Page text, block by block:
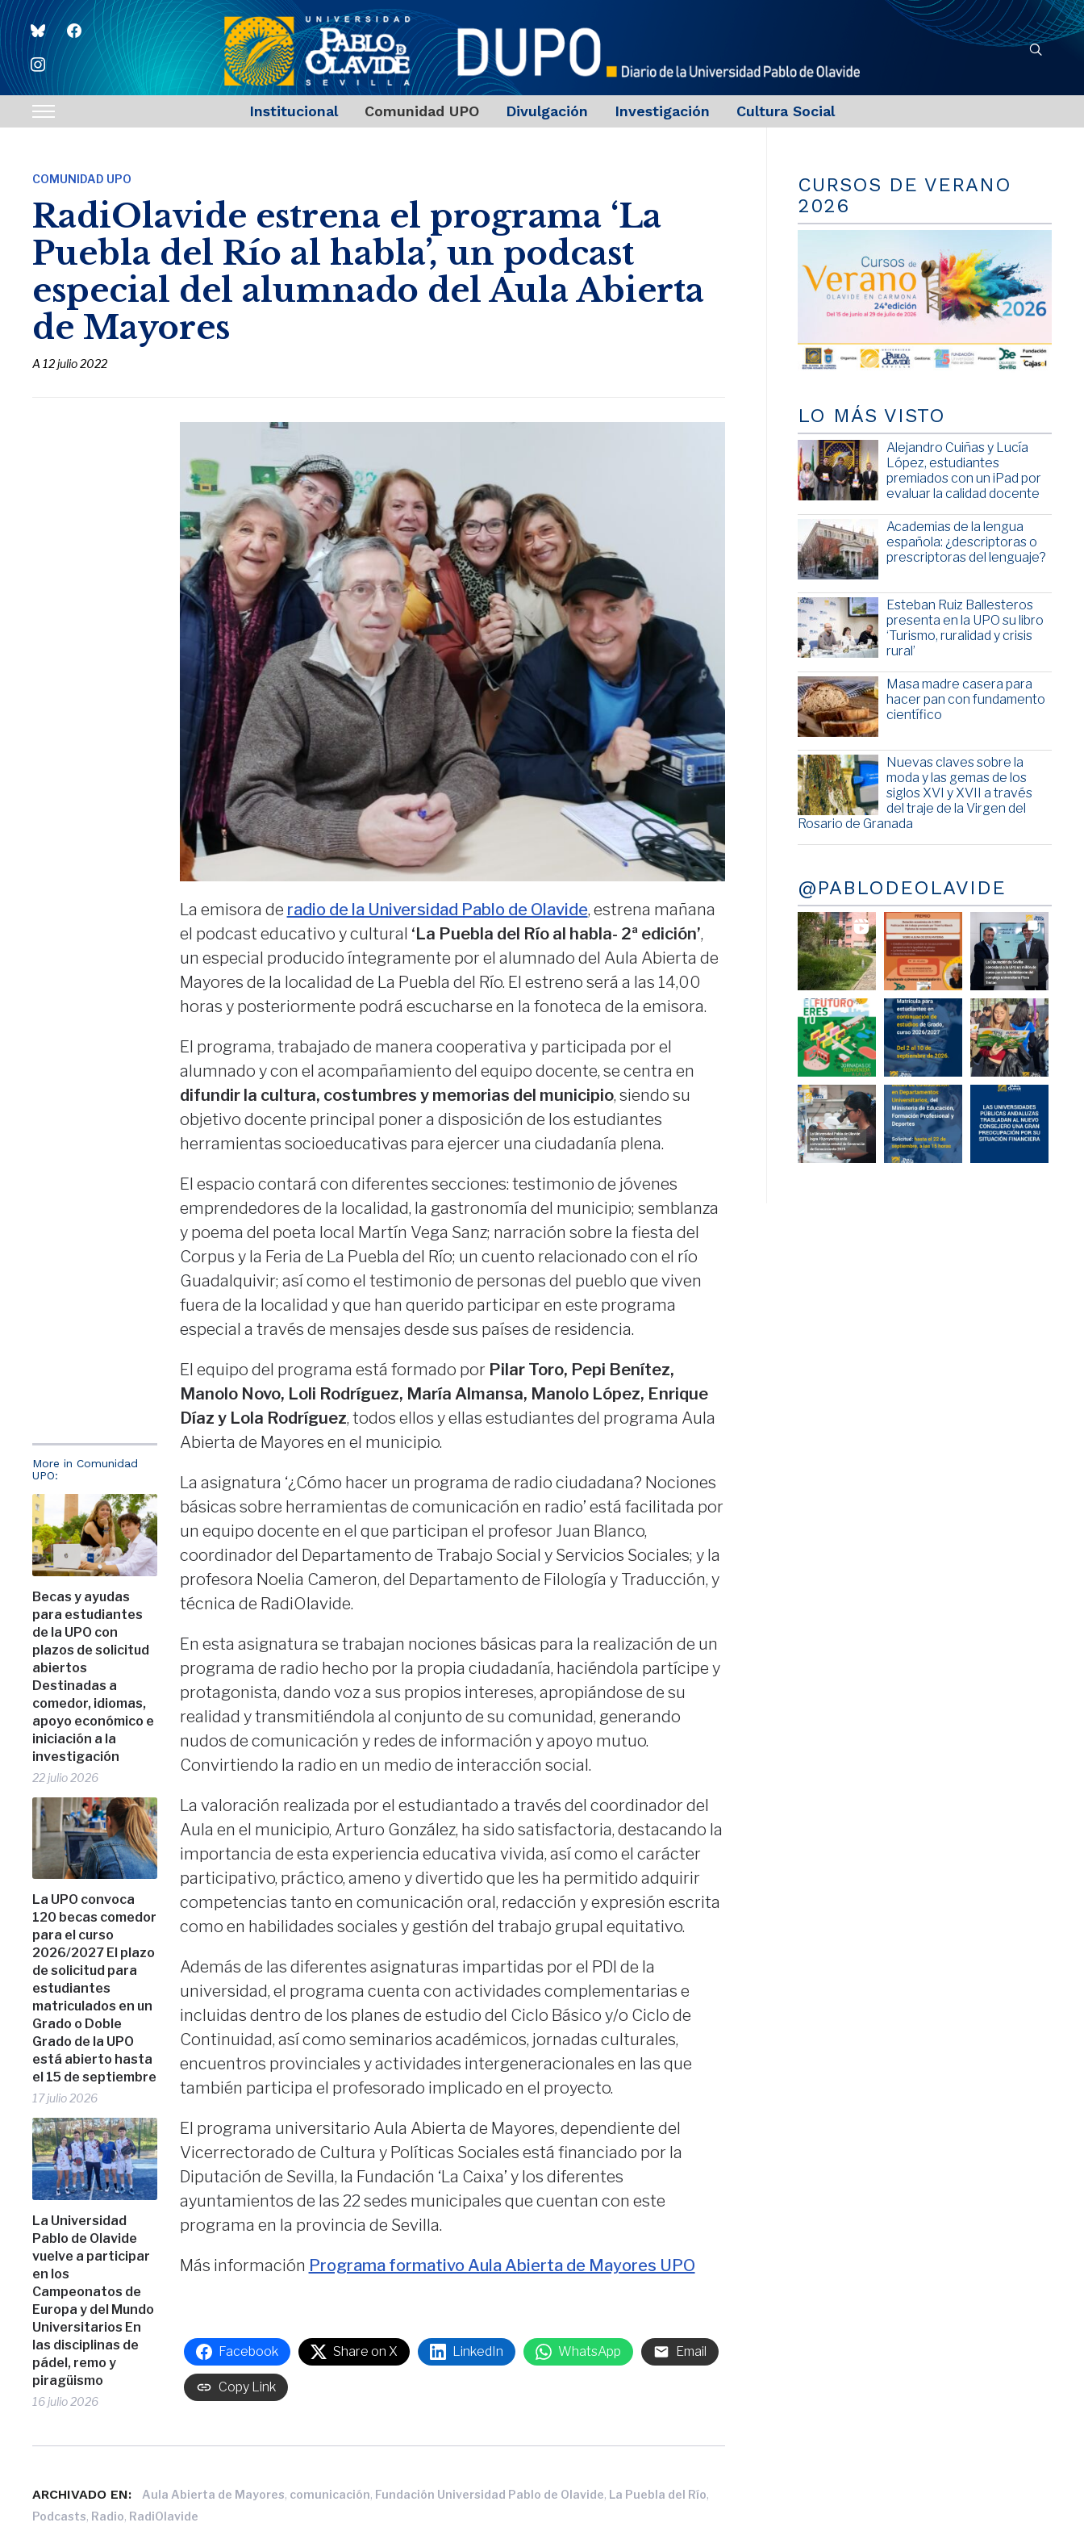
blueskyfacebook
instagram
Toggle
navigation
Institucional Comunidad UPO Divulgación Investigación Cultura Social
COMUNIDAD UPO
RadiOlavide estrena el programa ‘La
Puebla del Río al habla’, un podcast
especial del alumnado del Aula Abierta
de Mayores
A 12 julio 2022
More in Comunidad
UPO:
Becas y ayudas
para estudiantes
de la UPO con
plazos de solicitud
abiertos
Destinadas a
comedor, idiomas,
apoyo económico e
iniciación a la
investigación
22 julio 2026
La UPO convoca
120 becas comedor
para el curso
2026/2027 El plazo
de solicitud para
estudiantes
matriculados en un
Grado o Doble
Grado de la UPO
está abierto hasta
el 15 de septiembre
17 julio 2026
La Universidad
Pablo de Olavide
vuelve a participar
en los
Campeonatos de
Europa y del Mundo
Universitarios En
las disciplinas de
pádel, remo y
piragüismo
16 julio 2026
La emisora de radio de la Universidad Pablo de Olavide, estrena mañana
el podcast educativo y cultural ‘La Puebla del Río al habla- 2ª edición’,
un especial producido íntegramente por el alumnado del Aula Abierta de
Mayores de la localidad de La Puebla del Río. El estreno será a las 14,00
horas y posteriormente podrá escucharse en la fonoteca de la emisora.
El programa, trabajado de manera cooperativa y participada por el
alumnado y con el acompañamiento del equipo docente, se centra en
difundir la cultura, costumbres y memorias del municipio, siendo su
objetivo docente principal poner a disposición de los estudiantes
herramientas socioeducativas para ejercer una ciudadanía plena.
El espacio contará con diferentes secciones: testimonio de jóvenes
emprendedores de la localidad, la gastronomía del municipio; semblanza
y poema del poeta local Martín Vega Sanz; narración sobre la fiesta del
Corpus y la Feria de La Puebla del Río; un cuento relacionado con el río
Guadalquivir; así como el testimonio de personas del pueblo que viven
fuera de la localidad y que han querido participar en este programa
especial a través de mensajes desde sus países de residencia.
El equipo del programa está formado por Pilar Toro, Pepi Benítez,
Manolo Novo, Loli Rodríguez, María Almansa, Manolo López, Enrique
Díaz y Lola Rodríguez, todos ellos y ellas estudiantes del programa Aula
Abierta de Mayores en el municipio.
La asignatura ‘¿Cómo hacer un programa de radio ciudadana? Nociones
básicas sobre herramientas de comunicación en radio’ está facilitada por
un equipo docente en el que participan el profesor Juan Blanco,
coordinador del Departamento de Trabajo Social y Servicios Sociales; y la
profesora Noelia Cameron, del Departamento de Filología y Traducción, y
técnica de RadiOlavide.
En esta asignatura se trabajan nociones básicas para la realización de un
programa de radio hecho por la propia ciudadanía, haciéndola partícipe y
protagonista, dando voz a sus propios intereses, apropiándose de su
realidad y transmitiéndola al conjunto de su comunidad, generando
nudos de comunicación y redes de información y apoyo mutuo.
Convirtiendo la radio en un medio de interacción social.
La valoración realizada por el estudiantado a través del coordinador del
Aula en el municipio, Arturo González, ha sido satisfactoria, destacando la
importancia de esta experiencia educativa vivida, así como el carácter
participativo, práctico, ameno y divertido que les ha permitido adquirir
competencias tanto en comunicación oral, redacción y expresión escrita
como en habilidades sociales y gestión del trabajo grupal equitativo.
Además de las diferentes asignaturas impartidas por el PDI de la
universidad, el programa cuenta con actividades complementarias e
incluidas dentro de los planes de estudio del Ciclo Básico y/o Ciclo de
Continuidad, así como seminarios académicos, jornadas culturales,
encuentros provinciales y actividades intergeneracionales en las que
también participa el profesorado implicado en el proyecto.
El programa universitario Aula Abierta de Mayores, dependiente del
Vicerrectorado de Cultura y Políticas Sociales está financiado por la
Diputación de Sevilla, la Fundación ‘La Caixa’ y los diferentes
ayuntamientos de las 22 sedes municipales que cuentan con este
programa en la provincia de Sevilla.
Más información Programa formativo Aula Abierta de Mayores UPO
Facebook Share on X LinkedIn WhatsApp Email
Copy Link
ARCHIVADO EN: Aula Abierta de Mayores, comunicación, Fundación Universidad Pablo de Olavide, La Puebla del Río,
Podcasts, Radio, RadiOlavide
CURSOS DE VERANO
2026
LO MÁS VISTO
Alejandro Cuiñas y Lucía
López, estudiantes
premiados con un iPad por
evaluar la calidad docente
Academias de la lengua
española: ¿descriptoras o
prescriptoras del lenguaje?
Esteban Ruiz Ballesteros
presenta en la UPO su libro
‘Turismo, ruralidad y crisis
rural’
Masa madre casera para
hacer pan con fundamento
científico
Nuevas claves sobre la
moda y las gemas de los
siglos XVI y XVII a través
del traje de la Virgen del
Rosario de Granada
@PABLODEOLAVIDE